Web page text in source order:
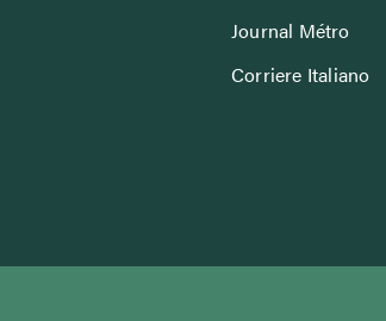
Journal Métro
Corriere Italiano